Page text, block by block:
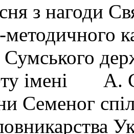
з нагоди
Сумського
імені А.
Семеног